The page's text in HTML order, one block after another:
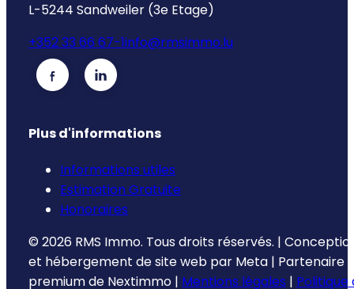
L-5244 Sandweiler (3e Etage)
+352 33 66 67-1info@rmsimmo.lu
Plus d'informations
Informations utiles
Estimation Gratuite
Honoraires
© 2026 RMS Immo. Tous droits réservés. |
et hébergement de site web par Meta | Partenaire
premium de Nextimmo | Mentions légales | Politique